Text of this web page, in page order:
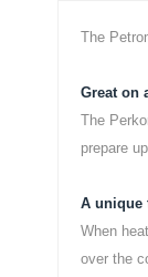
The
Great on
The
prepare
A unique
When
over the